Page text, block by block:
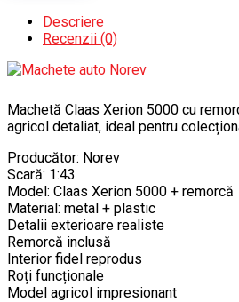
Claas
Xerion
5000
cu
1:43
Norev
Descriere
Recenzii (0)
Machetă Claas Xerion 5000 cu
agricol detaliat, ideal pentru
Producător: Norev
Scară: 1:43
Model: Claas Xerion 5000 + remorcă
Material: metal + plastic
Detalii exterioare realiste
Remorcă inclusă
Interior fidel reprodus
Roți funcționale
Model agricol impresionant